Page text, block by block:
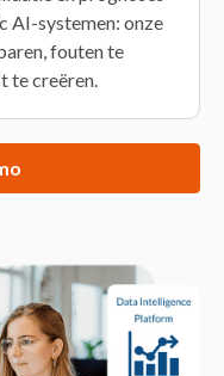
AI-systemen: onze
fouten te
te creëren.